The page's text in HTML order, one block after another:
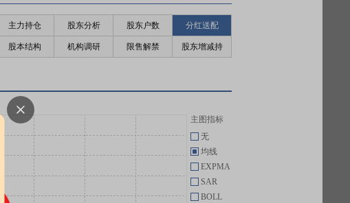
主力持仓 股东分析 股东户数 分红送配
股本结构 机构调研 限售解禁 股东增减持
主图指标
无
均线
EXPMA
SAR
BOLL